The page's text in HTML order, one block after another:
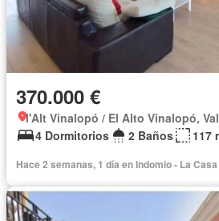
370.000 €
l'Alt Vinalopó / El Alto Vinalopó,
4 Dormitorios
2 Baños 117
Hace 2 semanas, 1 día en Indomio - La